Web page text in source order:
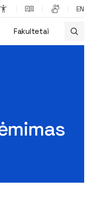
EN
Fakultetai